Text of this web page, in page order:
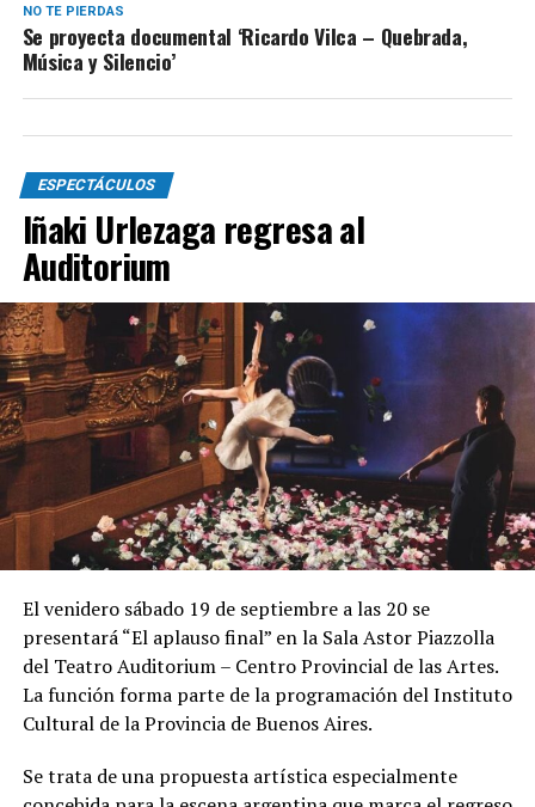
NO TE PIERDAS
Se proyecta documental ‘Ricardo Vilca – Quebrada,
Música y Silencio’
ESPECTÁCULOS
Iñaki Urlezaga regresa al
Auditorium
El venidero sábado 19 de septiembre a las 20 se
presentará “El aplauso final” en la Sala Astor Piazzolla
del Teatro Auditorium – Centro Provincial de las Artes.
La función forma parte de la programación del Instituto
Cultural de la Provincia de Buenos Aires.
Se trata de una propuesta artística especialmente